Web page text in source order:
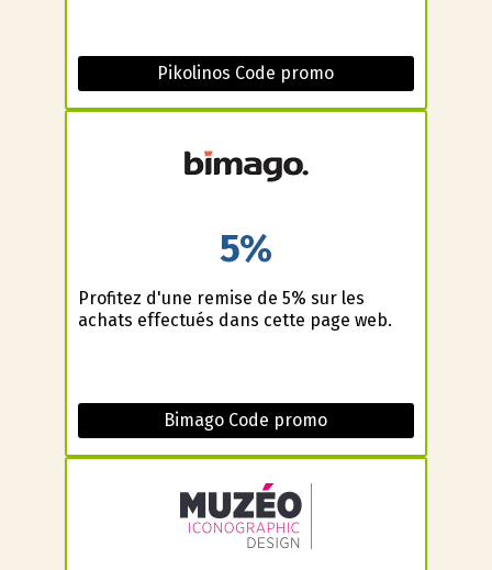
Pikolinos Code promo
5%
Profitez d'une remise de 5% sur les
achats effectués dans cette page web.
Bimago Code promo